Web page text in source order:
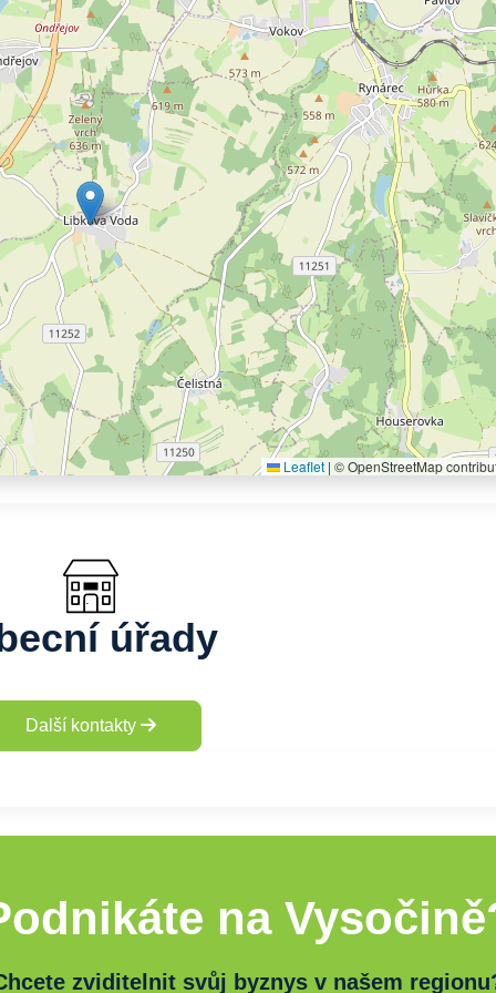
Leaflet | © OpenStreetMap
úřady
Další kontakty
na
zviditelnit svůj byznys v našem